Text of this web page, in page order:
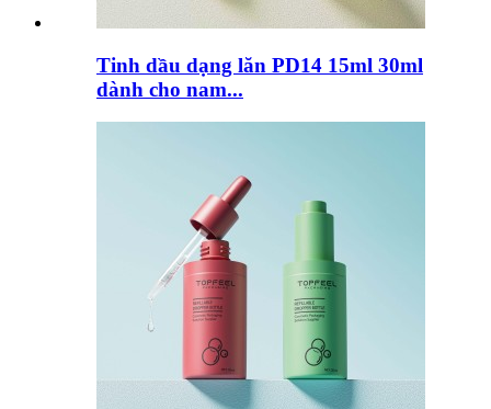
Tinh dầu dạng lăn PD14 15ml 30ml
dành cho nam...